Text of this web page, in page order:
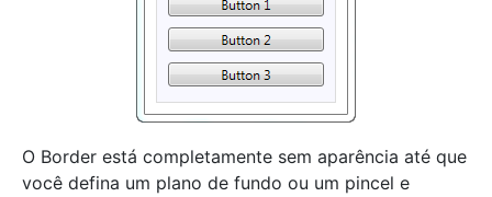
O Border está completamente sem aparência até que
você defina um plano de fundo ou um pincel e